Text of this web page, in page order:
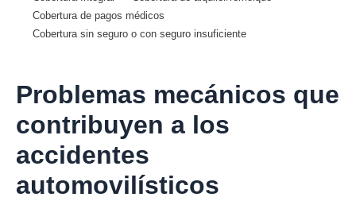
Cobertura de pagos médicos
Cobertura sin seguro o con seguro insuficiente
Problemas mecánicos que
contribuyen a los
accidentes
automovilísticos